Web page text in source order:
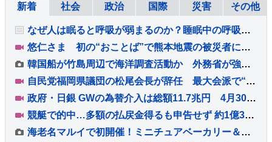
新着 社会 政治 国際 災害 その他
なぜ人は眠ると呼吸が弱まるのか？睡眠中の呼吸の質と体の構造の関係
悠仁さま 初の“おことば”で熊本地震の被災者にお見舞いも 広島県で原爆慰霊碑に供花
韓国船が竹島周辺で海洋調査活動か 外務省が強く抗議「事前の同意なく受け入れられない」
自民党福岡県議団の松尾会長が辞任 最大会派で“異例”のトップ不在 熊本地震の直後に政治資金パーティー
政府・日銀 GWの為替介入は総額11.7兆円 4月30日は一日として過去最大の6.2兆円超
競艇で的中…多額の払戻金得るも申告せず 約1億3000万円脱税か 税務署職員を懲戒免職 過去には納税者から約1億5000万円受け取り
海老名マルイで初開催！ミニチュアベーカリー＆スイーツアートの世界展